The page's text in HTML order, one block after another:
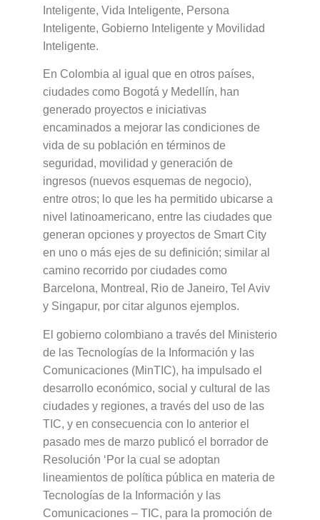
Inteligente, Vida Inteligente, Persona
Inteligente, Gobierno Inteligente y Movilidad
Inteligente.
En Colombia al igual que en otros países,
ciudades como Bogotá y Medellín, han
generado proyectos e iniciativas
encaminados a mejorar las condiciones de
vida de su población en términos de
seguridad, movilidad y generación de
ingresos (nuevos esquemas de negocio),
entre otros; lo que les ha permitido ubicarse a
nivel latinoamericano, entre las ciudades que
generan opciones y proyectos de Smart City
en uno o más ejes de su definición; similar al
camino recorrido por ciudades como
Barcelona, Montreal, Rio de Janeiro, Tel Aviv
y Singapur, por citar algunos ejemplos.
El gobierno colombiano a través del Ministerio
de las Tecnologías de la Información y las
Comunicaciones (MinTIC), ha impulsado el
desarrollo económico, social y cultural de las
ciudades y regiones, a través del uso de las
TIC, y en consecuencia con lo anterior el
pasado mes de marzo publicó el borrador de
Resolución ‘Por la cual se adoptan
lineamientos de política pública en materia de
Tecnologías de la Información y las
Comunicaciones – TIC, para la promoción de